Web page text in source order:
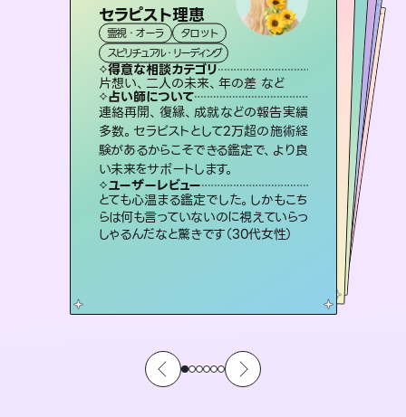
セラピスト理恵
霊視・オーラ
タロット
スピリチュアル・リーディング
得意な相談カテゴリ
片想い、二人の未来、年の差 など
占い師について
連絡再開、復縁、成就などの報告実績
多数。セラピストとして2万超の施術経
験があるからこそできる鑑定で、より良
い未来をサポートします。
ユーザーレビュー
とても心温まる鑑定でした。しかもこち
らは何も言っていないのに視えていらっ
しゃるんだなと驚きです（30代女性）
桃源珠羽（とうげんみう）
霊視・オーラ タロット
スピリチュアル・リーディング
得意な相談カテゴリ
片想い、あの人の気持ち、復縁 など
占い師について
恋愛のお悩みの中でも特に「曖昧な関
係」の相談を得意としており、友達以上
恋人未満なお相手との今後や本音を丁
寧に読み解き恋愛成就へと導きます。
ユーザーレビュー
鑑定していただいてアドバイス通りに行
動すると仲が復活してきました。ありが
とうございました（40代 女性）
彗望（すいぼう
霊視・オーラ
スピリチュアル・リーディング
得意な相談カテゴリ
片想い、あの人の気持ち、復縁 など
占い師について
3,700年以上の歴史を持つ東洋最古の
占術「易占」で詳細まで占い、幸せへ向
かう道筋を示します。厳しい結果にも具
体的な対策をお伝えします。
ユーザーレビュー
複雑な背景もしっかり聞いて鑑定して
いただけました。気持ちが楽になりまし
た（50代 女性）
アイリス -iris-
西洋占星術
ルーン
得意な相談カテゴリ
恋愛総合、片想い、二人の未来 など
占い師について
復縁、恋愛、不倫の行方、同性愛や片思い、仕事関係や借金問題まで知りたいことや心の負担になっていることを紐解き、背中をそっと押して導きます。
ユーザーレビュー
安心感のあり、言い切ってくれる所や濁
さない鑑定のおかげで、毎回自分の気
持ちを整えられます（30代 男性）
未来視師＊花
霊視・オーラ
スピリチュアル・リーディング
得意な相談カテゴリ
出逢い、片想い、復縁 など
占い師について
未来には何パターンもの選択肢があり
ます。不安で視えにくくなっているあな
たの素敵な未来を見つけ、その未来を
選択できるようアドバイスします。
ユーザーレビュー
職場の人の性質や人間関係、本心など
本当によく視えていてびっくり。対策が
打てて前向きになれます（40代）
おう 霊感オラクル
霊視・オーラ
オラクルカード
得意な相談カテゴリ
恋愛総合、あの人の気持ち など
占い師について
霊視×オラクルカードを使って「今」と
「未来」そして「気になるあの人の気持
ち」まで丁寧に読み解き、恋や人生のヒ
ントを優しく引き出します。
ユーザーレビュー
不安な気持ちが嘘みたいに晴れまし
た…！よく視えていらっしゃるんだなと
感じました（40代 女性）